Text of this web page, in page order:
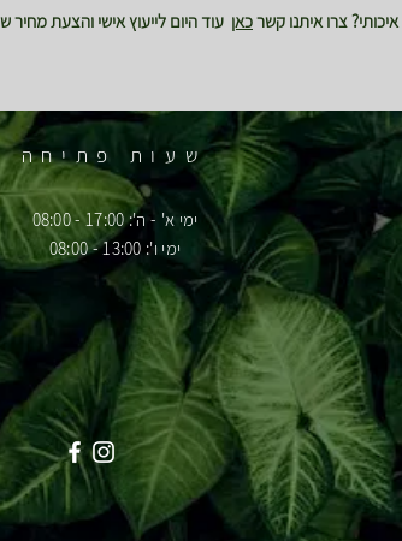
צרו איתנו קשרכאן עוד היום לייעוץ אישי והצעת
שעות פתיחה
ימי א' - ה': 17:00 - 08:00
ימי ו': 13:00 - 08:00